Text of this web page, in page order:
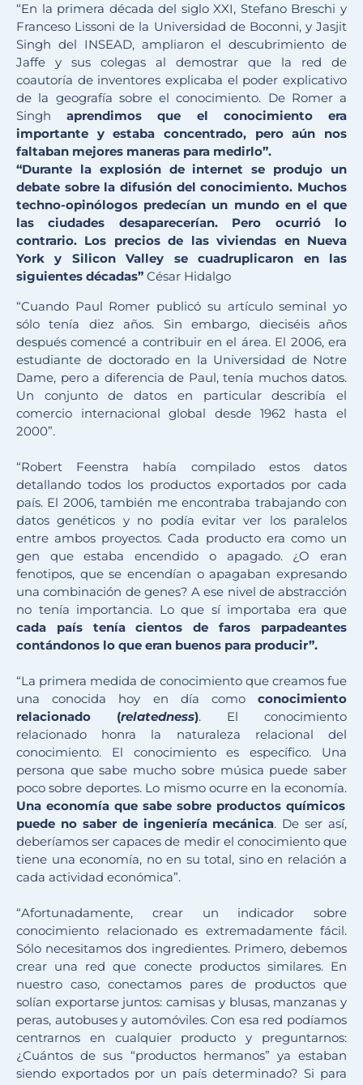
“En la primera década del siglo XXI, Stefano Breschi y
Franceso Lissoni de la Universidad de Boconni, y Jasjit
Singh del INSEAD, ampliaron el descubrimiento de
Jaffe y sus colegas al demostrar que la red de
coautoría de inventores explicaba el poder explicativo
de la geografía sobre el conocimiento. De Romer a
Singh aprendimos que el conocimiento era
importante y estaba concentrado, pero aún nos
faltaban mejores maneras para medirlo”.
“Durante la explosión de internet se produjo un
debate sobre la difusión del conocimiento. Muchos
techno-opinólogos predecían un mundo en el que
las ciudades desaparecerían. Pero ocurrió lo
contrario. Los precios de las viviendas en Nueva
York y Silicon Valley se cuadruplicaron en las
siguientes décadas” César Hidalgo
“Cuando Paul Romer publicó su artículo seminal yo
sólo tenía diez años. Sin embargo, dieciséis años
después comencé a contribuir en el área. El 2006, era
estudiante de doctorado en la Universidad de Notre
Dame, pero a diferencia de Paul, tenía muchos datos.
Un conjunto de datos en particular describía el
comercio internacional global desde 1962 hasta el
2000”.
“Robert Feenstra había compilado estos datos
detallando todos los productos exportados por cada
país. El 2006, también me encontraba trabajando con
datos genéticos y no podía evitar ver los paralelos
entre ambos proyectos. Cada producto era como un
gen que estaba encendido o apagado. ¿O eran
fenotipos, que se encendían o apagaban expresando
una combinación de genes? A ese nivel de abstracción
no tenía importancia. Lo que sí importaba era que
cada país tenía cientos de faros parpadeantes
contándonos lo que eran buenos para producir”.
“La primera medida de conocimiento que creamos fue
una conocida hoy en día comoconocimiento
relacionado (relatedness). El conocimiento
relacionado honra la naturaleza relacional del
conocimiento. El conocimiento es específico. Una
persona que sabe mucho sobre música puede saber
poco sobre deportes. Lo mismo ocurre en la economía.
Una economía que sabe sobre productos químicos
puede no saber de ingeniería mecánica. De ser así,
deberíamos ser capaces de medir el conocimiento que
tiene una economía, no en su total, sino en relación a
cada actividad económica”.
“Afortunadamente, crear un indicador sobre
conocimiento relacionado es extremadamente fácil.
Sólo necesitamos dos ingredientes. Primero, debemos
crear una red que conecte productos similares. En
nuestro caso, conectamos pares de productos que
solían exportarse juntos: camisas y blusas, manzanas y
peras, autobuses y automóviles. Con esa red podíamos
centrarnos en cualquier producto y preguntarnos:
¿Cuántos de sus “productos hermanos” ya estaban
siendo exportados por un país determinado? Si para